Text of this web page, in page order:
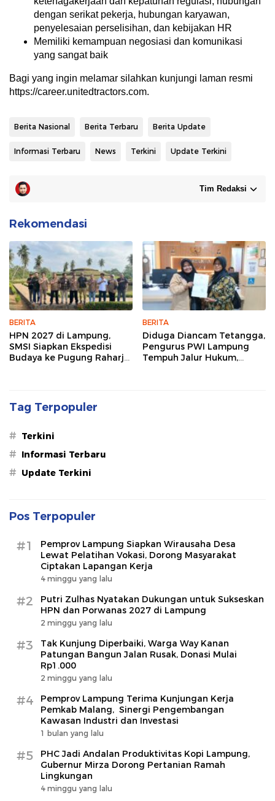
dengan serikat pekerja, hubungan karyawan,
penyelesaian perselisihan, dan kebijakan HR
Memiliki kemampuan negosiasi dan komunikasi
yang sangat baik
Bagi yang ingin melamar silahkan kunjungi laman resmi
https://career.unitedtractors.com.
Berita Nasional Berita Terbaru Berita Update
Informasi Terbaru News Terkini Update Terkini
Tim Redaksi
Rekomendasi
BERITA
HPN 2027 di Lampung,
SMSI Siapkan Ekspedisi
Budaya ke Pugung Raharjo
BERITA
Diduga Diancam Tetangga,
Pengurus PWI Lampung
Tempuh Jalur Hukum,
Tag Terpopuler
# Terkini
# Informasi Terbaru
# Update Terkini
Pos Terpopuler
#1
Pemprov Lampung Siapkan Wirausaha Desa
Lewat Pelatihan Vokasi, Dorong Masyarakat
Ciptakan Lapangan Kerja
4 minggu yang lalu
#2
Putri Zulhas Nyatakan Dukungan untuk Sukseskan
HPN dan Porwanas 2027 di Lampung
2 minggu yang lalu
#3
Tak Kunjung Diperbaiki, Warga Way Kanan
Patungan Bangun Jalan Rusak, Donasi Mulai
Rp1.000
2 minggu yang lalu
#4
Pemprov Lampung Terima Kunjungan Kerja
Pemkab Malang, Sinergi Pengembangan
Kawasan Industri dan Investasi
1 bulan yang lalu
#5
PHC Jadi Andalan Produktivitas Kopi Lampung,
Gubernur Mirza Dorong Pertanian Ramah
Lingkungan
4 minggu yang lalu